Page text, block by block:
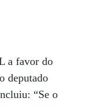
a favor do
deputado
“Se o